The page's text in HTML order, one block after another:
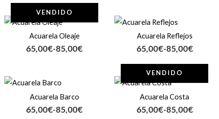
65,00€
hasta
85,00€
85,00€
VENDIDO
Acuarela Oleaje
65,00€-85,00€
Rango
de
precios:
desde
85,00€
Acuarela Reflejos
65,00€-85,00€
Rango
de
precios:
desde
65,00€
hasta
85,00€
Acuarela Barco
65,00€-85,00€
Rango
de
precios:
desde
VENDIDO
Acuarela Costa
65,00€-85,00€
Rango
de
precios:
desde